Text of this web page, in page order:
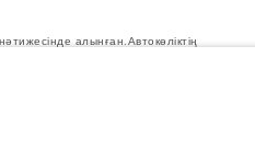
алынған.Автокөліктің
жарақтарымен, жолаушылармен,
құрастыру уақытына әсер етуде.